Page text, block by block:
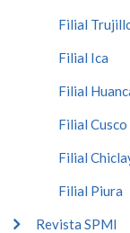
Filial
Filial Ica
Filial
Filial Cusco
Filial
Filial Piura
Revista SPMI